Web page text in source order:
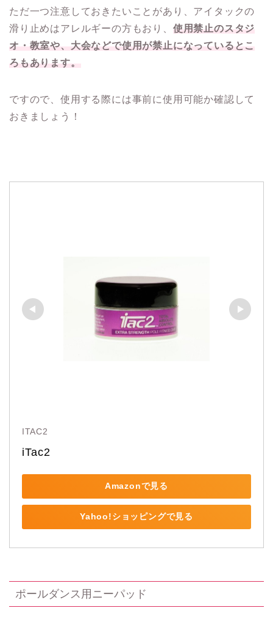
ただ一つ注意しておきたいことがあり、アイタックの
滑り止めはアレルギーの方もおり、 使用禁止のスタジ
オ・教室や、大会などで使用が禁止になっているとこ
ろもあります。
ですので、使用する際には事前に使用可能か確認して
おきましょう！
ITAC2
iTac2
Amazonで見る
Yahoo!ショッピングで見る
ポールダンス用ニーパッド